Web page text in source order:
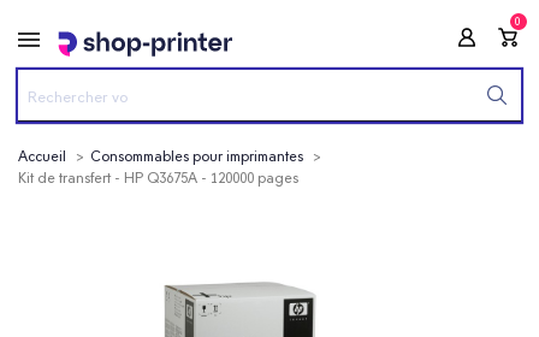
0
Accueil
Consommables pour imprimantes
Kit de transfert - HP Q3675A - 120000 pages